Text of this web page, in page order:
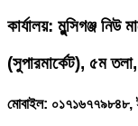
কার্যালয়: মুন্সিগঞ্জ নিউ
(সুপারমার্কেট), ৫ম
মোবাইল: